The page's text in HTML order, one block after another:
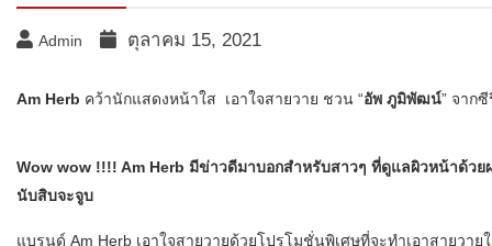
Admin ตุลาคม 15, 2021
Am Herb คว้านักแสดงหน้าใส เอาใจสายวาย​ ชวน “อัพ ภูมิพัฒน์” จาก
Wow wow !!!! Am Herb มีข่าวดีมาบอกสำหรับสาวๆ ที่ดูแลผิวหน้าด้
นับสิบจะจูบ
แบรนด์ Am Herb เอาใจสายวายด้วยโปรโมชั่นพิเศษที่จะทำเอาสายวา